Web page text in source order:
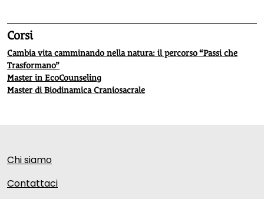
Corsi
Cambia vita camminando nella natura: il percorso “Passi che
Trasformano”
Master in EcoCounseling
Master di Biodinamica Craniosacrale
Chi siamo
Contattaci